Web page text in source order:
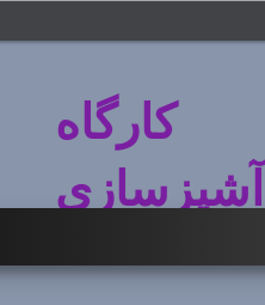
کارگاه
آشپزسازی